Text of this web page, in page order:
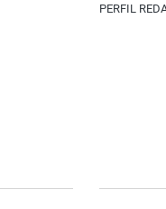
PERFIL